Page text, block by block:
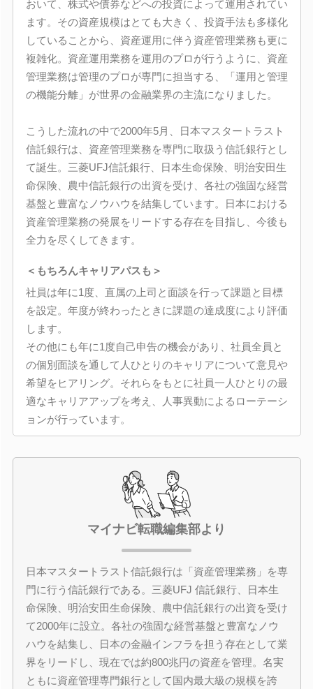
おいて、株式や債券などへの投資によって運用されてい
ます。その資産規模はとても大きく、投資手法も多様化
していることから、資産運用に伴う資産管理業務も更に
複雑化。資産運用業務を運用のプロが行うように、資産
管理業務は管理のプロが専門に担当する、「運用と管理
の機能分離」が世界の金融業界の主流になりました。
こうした流れの中で2000年5月、日本マスタートラスト
信託銀行は、資産管理業務を専門に取扱う信託銀行とし
て誕生。三菱UFJ信託銀行、日本生命保険、明治安田生
命保険、農中信託銀行の出資を受け、各社の強固な経営
基盤と豊富なノウハウを結集しています。日本における
資産管理業務の発展をリードする存在を目指し、今後も
全力を尽くしてきます。
＜もちろんキャリアパスも＞
社員は年に1度、直属の上司と面談を行って課題と目標
を設定。年度が終わったときに課題の達成度により評価
します。
その他にも年に1度自己申告の機会があり、社員全員と
の個別面談を通して人ひとりのキャリアについて意見や
希望をヒアリング。それらをもとに社員一人ひとりの最
適なキャリアアップを考え、人事異動によるローテーシ
ョンが行っています。
マイナビ転職編集部より
日本マスタートラスト信託銀行は「資産管理業務」を専
門に行う信託銀行である。三菱UFJ 信託銀行、日本生
命保険、明治安田生命保険、農中信託銀行の出資を受け
て2000年に設立。各社の強固な経営基盤と豊富なノウ
ハウを結集し、日本の金融インフラを担う存在として業
界をリードし、現在では約800兆円の資産を管理。名実
ともに資産管理専門銀行として国内最大級の規模を誇